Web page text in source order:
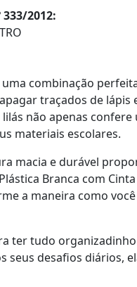
2012:
uma combinação
traçados de
não apenas
materiais escolares.
macia e durável
Branca com
a maneira como
ter tudo
desafios diários,